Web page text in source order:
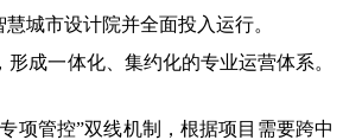
城市设计院并全面投入运行。
成一体化、集约化的专业运营体系。
项管控”双线机制，根据项目需要跨中